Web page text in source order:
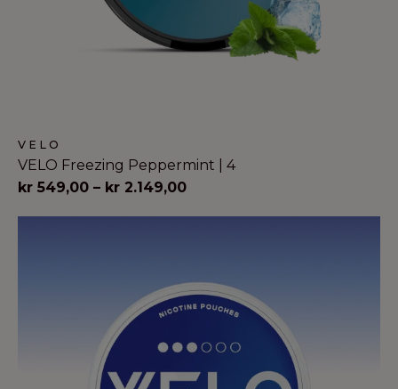
VELO
VELO Freezing Peppermint | 4
kr 549,00 – kr 2.149,00Prisinterval: